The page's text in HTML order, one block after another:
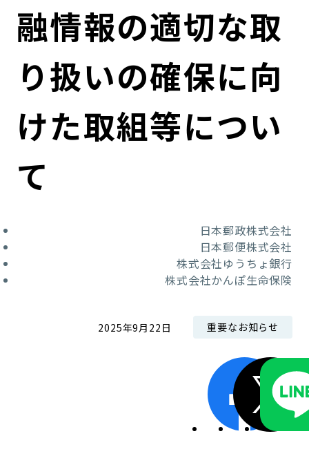
ローカル共創イニシアティブ
関連事業
IRカレンダー
社会
ガバナンス
ESGデータ集
融情報の適切な取
り扱いの確保に向
けた取組等につい
て
日本郵政株式会社
日本郵便株式会社
株式会社ゆうちょ銀行
株式会社かんぽ生命保険
2025年9月22日 重要なお知らせ